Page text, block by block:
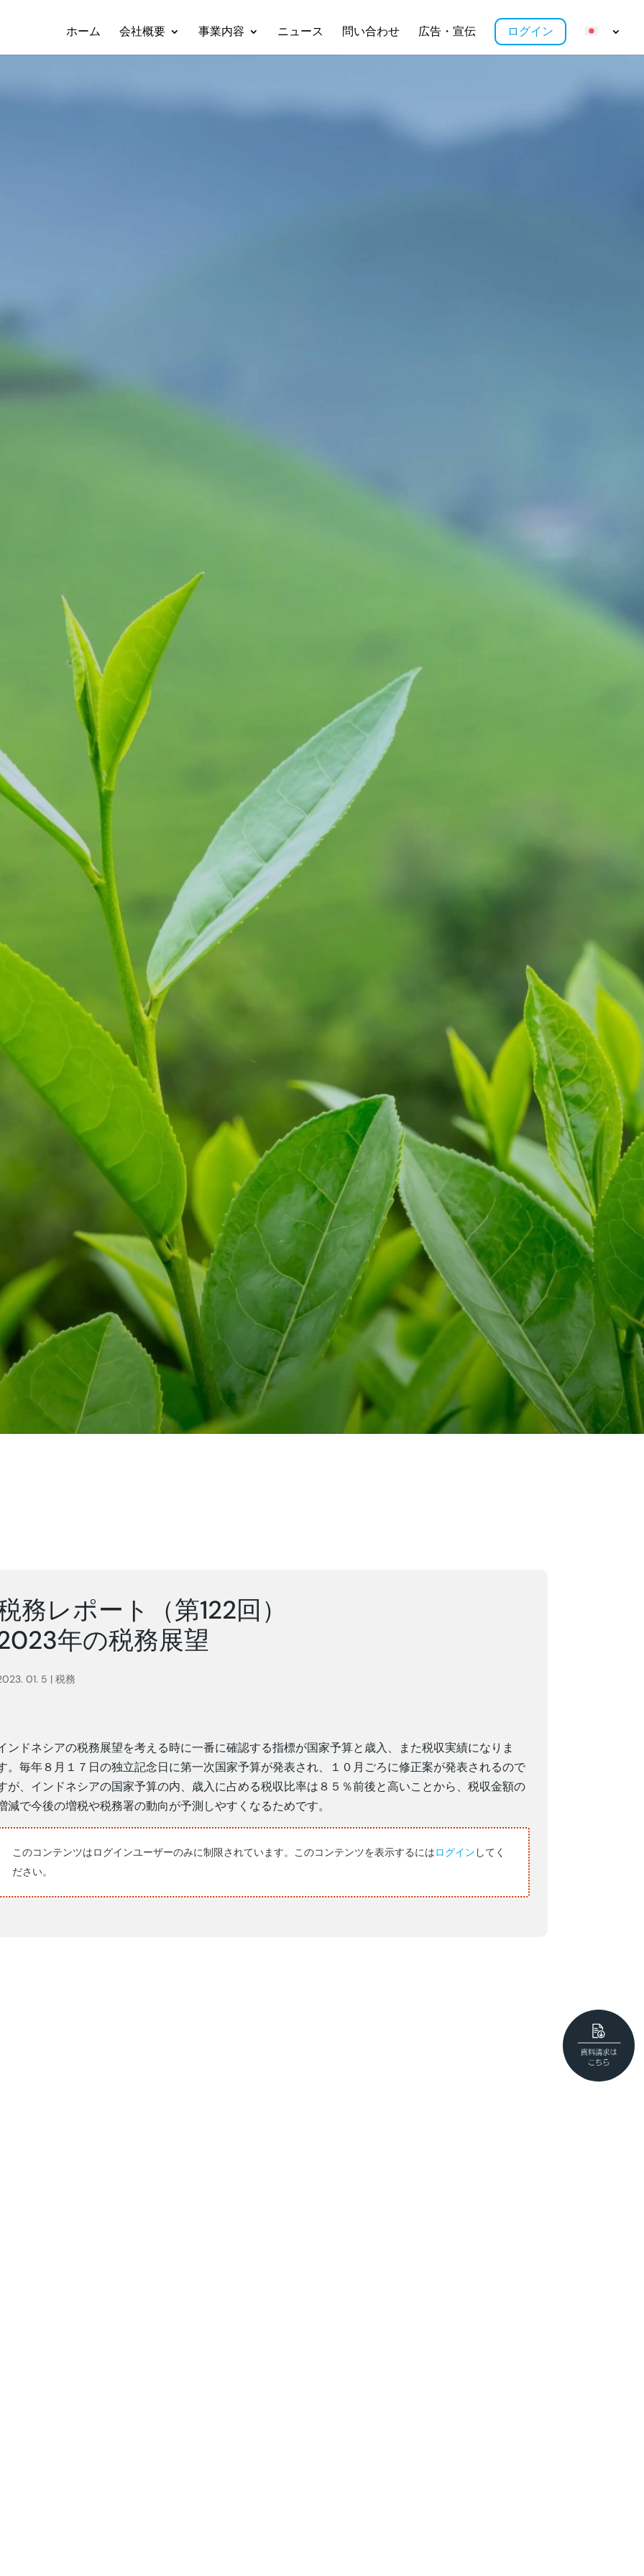
ホーム 会社概要 事業内容 ニュース 問い合わせ 広告・宣伝 ログイン
務レポート（第122回）
年の税務展望
01. 5 | 税務
ンドネシアの税務展望を考える時に一番に確認する指標が国家予算と歳入、また税収実績になりま
。毎年８月１７日の独立記念日に第一次国家予算が発表され、１０月 ごろに修正案が発表されるので
が、インドネシアの国家予算の内、歳入に占める税収比率は８５％前後と高いことから、 税収金額の
減で今後の増税や税務署の動向が予測しやすくなるためです。
このコンテンツはログインユーザーのみに制限されています。このコンテンツを表示するにはログイン してく
ださい。